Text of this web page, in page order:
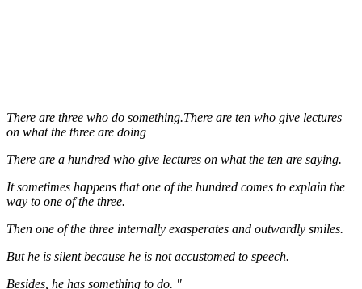
There are three who do something.There are ten who give lectures
on what the three are doing
There are a hundred who give lectures on what the ten are saying.
It sometimes happens that one of the hundred comes to explain the
way to one of the three.
Then one of the three internally exasperates and outwardly smiles.
But he is silent because he is not accustomed to speech.
Besides, he has something to do. "